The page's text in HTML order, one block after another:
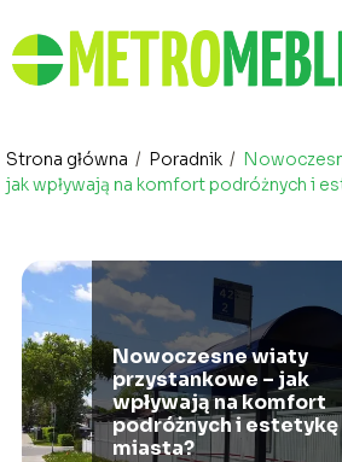
Strona główna / Poradnik /
jak wpływają na komfort podróżnych i
Nowoczesne wiaty
przystankowe – jak
wpływają na komfort
podróżnych i estetykę
miasta?